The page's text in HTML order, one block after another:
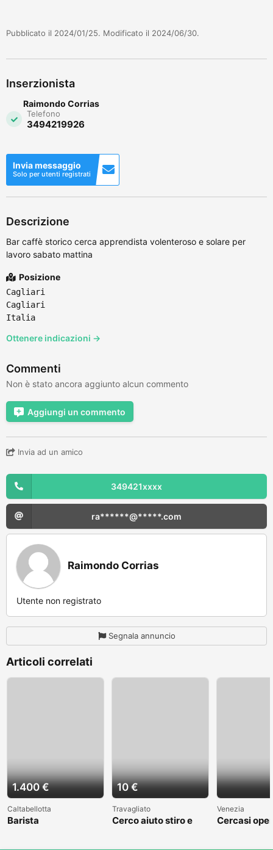
Pubblicato il 2024/01/25. Modificato il 2024/06/30.
Inserzionista
Raimondo Corrias
Telefono
3494219926
Invia messaggio
Solo per utenti registrati
Descrizione
Bar caffè storico cerca apprendista volenteroso e solare per
lavoro sabato mattina
Posizione
Cagliari
Cagliari
Italia
Ottenere indicazioni →
Commenti
Non è stato ancora aggiunto alcun commento
Aggiungi un commento
Invia ad un amico
349421xxxx
ra******@*****.com
Raimondo Corrias
Utente non registrato
Segnala annuncio
Articoli correlati
1.400 €
Caltabellotta
Barista
10 €
Travagliato
Cerco aiuto stiro e
Venezia
Cercasi